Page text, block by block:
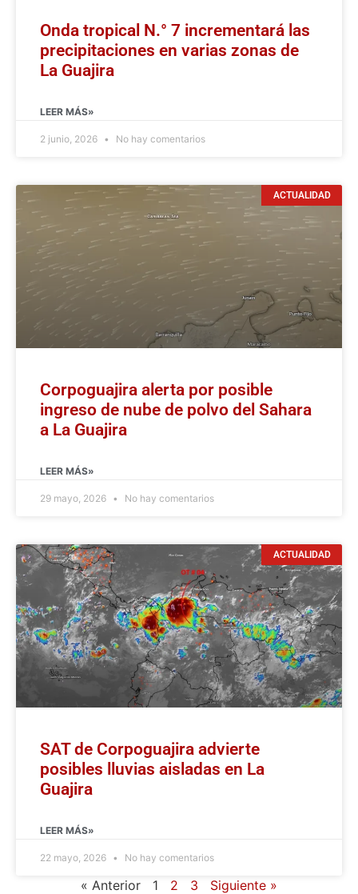
Onda tropical N.° 7 incrementará las
precipitaciones en varias zonas de
La Guajira
LEER MÁS»
2 junio, 2026 No hay comentarios
ACTUALIDAD
Corpoguajira alerta por posible
ingreso de nube de polvo del Sahara
a La Guajira
LEER MÁS»
29 mayo, 2026 No hay comentarios
ACTUALIDAD
SAT de Corpoguajira advierte
posibles lluvias aisladas en La
Guajira
LEER MÁS»
22 mayo, 2026 No hay comentarios
« Anterior 1 2 3 Siguiente »